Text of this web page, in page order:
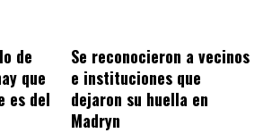
de
que
es del
Se reconocieron a vecinos
e instituciones que
dejaron su huella en
Madryn